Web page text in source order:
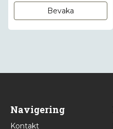
Bevaka
Navigering
Kontakt